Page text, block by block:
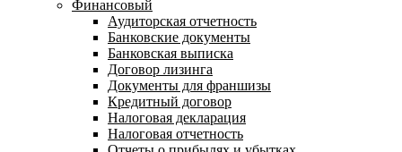
Финансовый
Аудиторская отчетность
Банковские документы
Банковская выписка
Договор лизинга
Документы для франшизы
Кредитный договор
Налоговая декларация
Налоговая отчетность